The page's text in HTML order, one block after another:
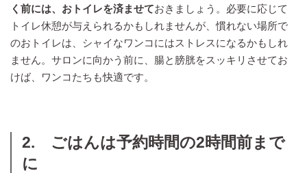
く前には、おトイレを済ませておきましょう。必要に応じて
トイレ休憩が与えられるかもしれませんが、慣れない場所で
のおトイレは、シャイなワンコにはストレスになるかもしれ
ません。サロンに向かう前に、腸と膀胱をスッキリさせてお
けば、ワンコたちも快適です。
2. ごはんは予約時間の2時間前まで
に